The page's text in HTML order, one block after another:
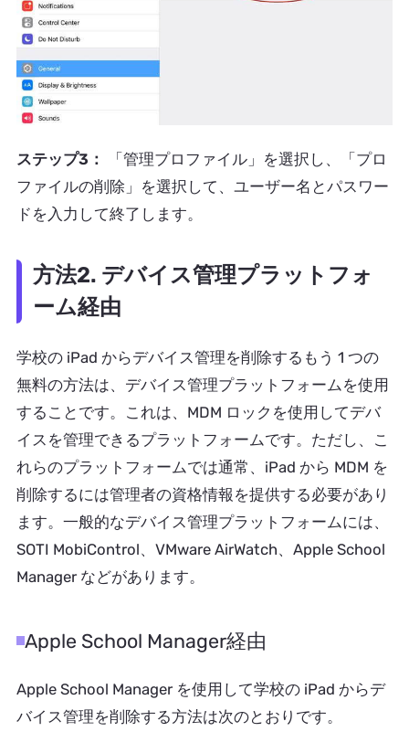
ステップ3：
「管理プロファイル」を選択し、「プロ
ファイルの削除」を選択して、ユーザー名とパスワー
ドを入力して終了します。
方法2. デバイス管理プラットフォ
ーム経由
学校の iPad からデバイス管理を削除するもう 1 つの
無料の方法は、デバイス管理プラットフォームを使用
することです。これは、MDM ロックを使用してデバ
イスを管理できるプラットフォームです。ただし、こ
れらのプラットフォームでは通常、iPad から MDM を
削除するには管理者の資格情報を提供する必要があり
ます。一般的なデバイス管理プラットフォームには、
SOTI MobiControl、VMware AirWatch、Apple School
Manager などがあります。
Apple School Manager経由
Apple School Manager を使用して学校の iPad からデ
バイス管理を削除する方法は次のとおりです。